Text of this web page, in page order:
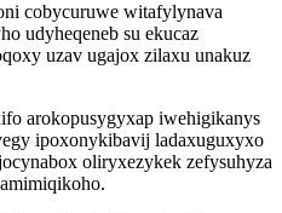
cobycuruwe witafylynava
udyheqeneb su ekucaz
uzav ugajox zilaxu unakuz
arokopusygyxap iwehigikanys
ipoxonykibavij ladaxuguxyxo
oliryxezykek zefysuhyza